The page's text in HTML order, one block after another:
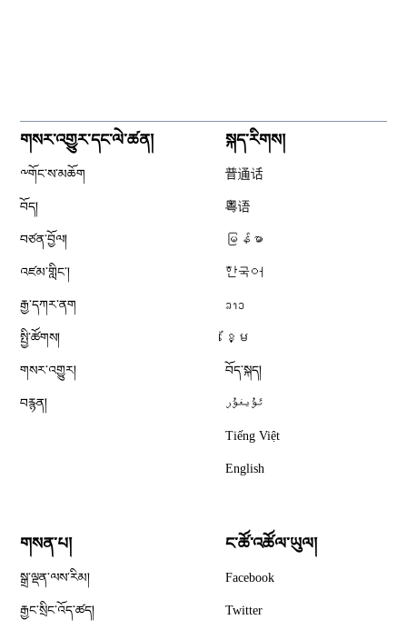
གསར་འགྱུར་དང་ལེ་ཚན།
༸གོང་ས་མཆོག
བོད།
བཙན་བྱོལ།
འཛམ་གླིང༌།
རྒྱ་དཀར་ནག
སྤྱི་ཚོགས།
གསར་འགྱུར།
བརྙན།
སྐད་རིགས།
普通话
粤语
မြန်မာ
한국어
ລາວ
ខ្មែ
བོད་སྐད།
ئۇيغۇر
Tiếng Việt
English
གསན་པ།
སྒྲ་ལྡན་ལས་རིམ།
རྒྱང་སྲིང་འོད་ཚད།
ང་ཚོ་འཚོལ་ཡུལ།
Facebook
Twitter